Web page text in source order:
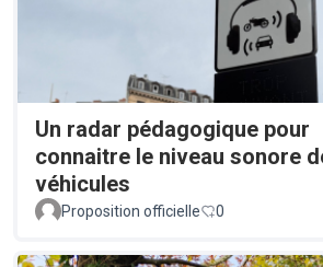
Un radar pédagogique pour
connaitre le niveau sonore
véhicules
Proposition officielle 0